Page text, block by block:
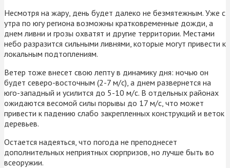
Несмотря на жару, день будет далеко не безмятежным. Уже с
утра по югу региона возможны кратковременные дожди, а
днем ливни и грозы охватят и другие территории. Местами
небо разразится сильными ливнями, которые могут привести к
локальным подтоплениям.
Ветер тоже внесет свою лепту в динамику дня: ночью он
будет северо-восточным (2-7 м/с), а днем развернется на
юго-западный и усилится до 5-10 м/с. В отдельных районах
ожидаются весомой силы порывы до 17 м/с, что может
привести к падению слабо закрепленных конструкций и веток
деревьев.
Остается надеяться, что погода не преподнесет
дополнительных неприятных сюрпризов, но лучше быть во
всеоружии.